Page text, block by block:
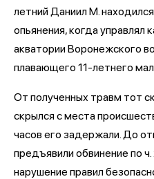
летний Даниил М.
опьянения, когда управлял
акватории Воронежского
плавающего 11-летнего
От полученных травм тот
скрылся с места
часов его задержали. До
предъявили обвинение по
нарушение правил